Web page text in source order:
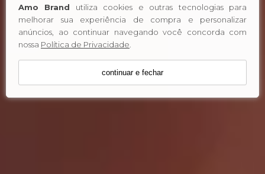
Amo Brand utiliza cookies e outras tecnologias para
melhorar sua experiência de compra e personalizar
anúncios, ao continuar navegando você concorda com
nossa Política de Privacidade
continuar e fechar